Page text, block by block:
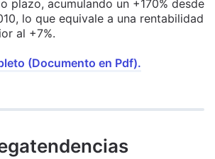
plazo, acumulando un +170% desde
lo que equivale a una rentabilidad
al +7%.
(Documento en Pdf).